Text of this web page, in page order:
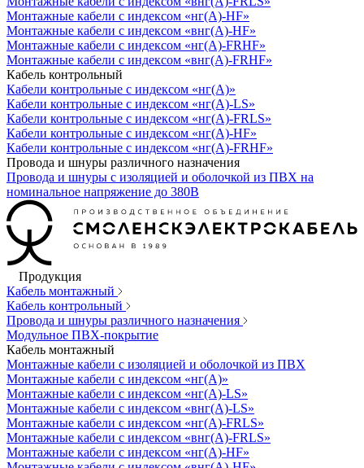
Монтажные кабели с индексом «нг(А)-HF»
Монтажные кабели с индексом «внг(А)-HF»
Монтажные кабели с индексом «нг(А)-FRHF»
Монтажные кабели с индексом «внг(А)-FRHF»
Кабель контрольный
Кабели контрольные с индексом «нг(А)»
Кабели контрольные с индексом «нг(А)-LS»
Кабели контрольные с индексом «нг(А)-FRLS»
Кабели контрольные с индексом «нг(А)-HF»
Кабели контрольные с индексом «нг(А)-FRHF»
Провода и шнуры различного назначения
Провода и шнуры с изоляцией и оболочкой из ПВХ на
номинальное напряжение до 380В
Продукция
Кабель монтажный
Кабель контрольный
Провода и шнуры различного назначения
Модульное ПВХ-покрытие
Кабель монтажный
Монтажные кабели с изоляцией и оболочкой из ПВХ
Монтажные кабели с индексом «нг(А)»
Монтажные кабели с индексом «нг(А)-LS»
Монтажные кабели с индексом «внг(А)-LS»
Монтажные кабели с индексом «нг(А)-FRLS»
Монтажные кабели с индексом «внг(А)-FRLS»
Монтажные кабели с индексом «нг(А)-HF»